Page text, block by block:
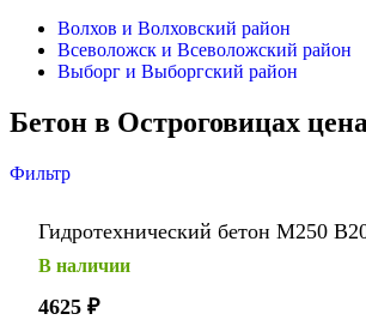
Волхов и Волховский район
Всеволожск и Всеволожский район
Выборг и Выборгский район
Бетон в Остроговицах
Фильтр
Гидротехнический бетон М250
В наличии
4625 ₽